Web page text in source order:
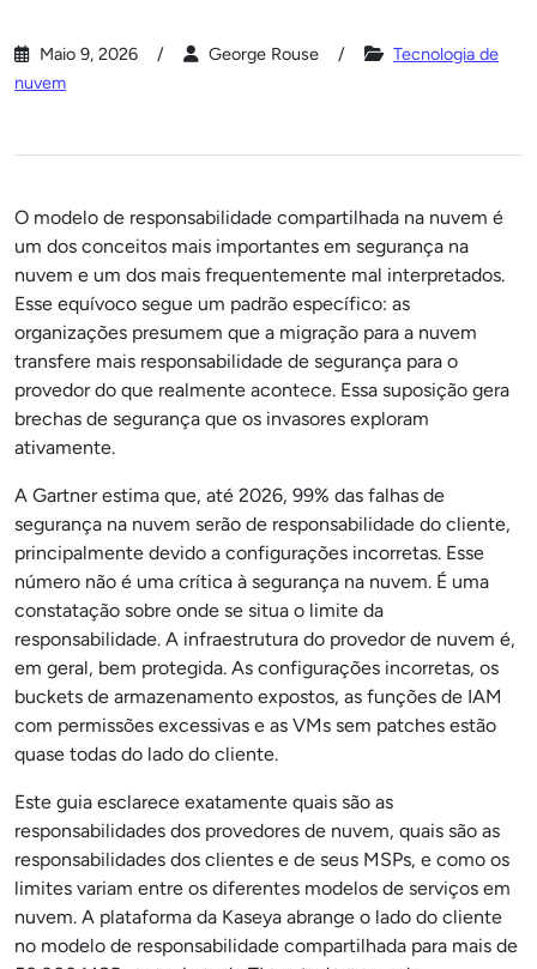
Maio 9, 2026 George Rouse
Tecnologia de
nuvem
O modelo de responsabilidade compartilhada na nuvem é
um dos conceitos mais importantes em segurança na
nuvem e um dos mais frequentemente mal interpretados.
Esse equívoco segue um padrão específico: as
organizações presumem que a migração para a nuvem
transfere mais responsabilidade de segurança para o
provedor do que realmente acontece. Essa suposição gera
brechas de segurança que os invasores exploram
ativamente.
A Gartner estima que, até 2026, 99% das falhas de
segurança na nuvem serão de responsabilidade do cliente,
principalmente devido a configurações incorretas. Esse
número não é uma crítica à segurança na nuvem. É uma
constatação sobre onde se situa o limite da
responsabilidade. A infraestrutura do provedor de nuvem é,
em geral, bem protegida. As configurações incorretas, os
buckets de armazenamento expostos, as funções de IAM
com permissões excessivas e as VMs sem patches estão
quase todas do lado do cliente.
Este guia esclarece exatamente quais são as
responsabilidades dos provedores de nuvem, quais são as
responsabilidades dos clientes e de seus MSPs, e como os
limites variam entre os diferentes modelos de serviços em
nuvem. A plataforma da Kaseya abrange o lado do cliente
no modelo de responsabilidade compartilhada para mais de